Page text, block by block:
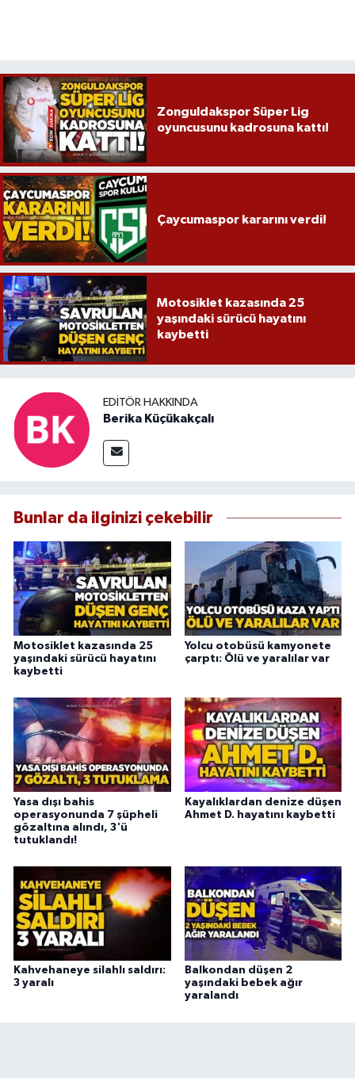
Zonguldakspor Süper Lig
oyuncusunu kadrosuna kattı!
Çaycumaspor kararını verdi!
Motosiklet kazasında 25
yaşındaki sürücü hayatını
kaybetti
EDITÖR HAKKINDA
Berika Küçükakçalı
Bunlar da ilginizi çekebilir
Motosiklet kazasında 25
yaşındaki sürücü hayatını
kaybetti
Yolcu otobüsü kamyonete
çarptı: Ölü ve yaralılar var
Yasa dışı bahis
operasyonunda 7 şüpheli
gözaltına alındı, 3'ü
tutuklandı!
Kayalıklardan denize düşen
Ahmet D. hayatını kaybetti
Kahvehaneye silahlı saldırı:
3 yaralı
Balkondan düşen 2
yaşındaki bebek ağır
yaralandı